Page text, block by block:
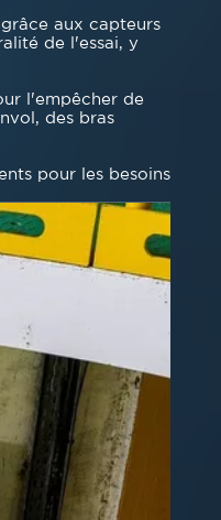
aux capteurs
de l'essai, y
l'empêcher de
des bras
pour les besoins